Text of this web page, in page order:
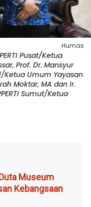
Humas
Pusat/Ketua
Prof. Dr. Mansyur
Ketua Umum Yayasan
Moktar, MA dan Ir.
Sumut/Ketua
Museum
Kebangsaan